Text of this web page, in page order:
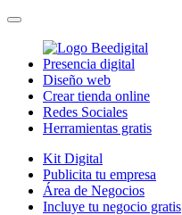
Presencia digital
Diseño web
Crear tienda online
Redes Sociales
Herramientas gratis
Kit Digital
Publicita tu empresa
Área de Negocios
Incluye tu negocio gratis